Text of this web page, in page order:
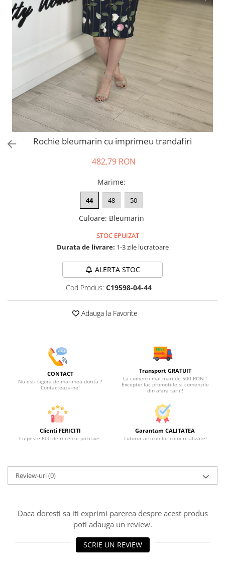
Tricouri si topuri
Rochii de eveniment
Rochie bleumarin cu imprimeu trandafiri
482,79 RON
Marime:
44 48 50
Culoare: Bleumarin
STOC EPUIZAT
Durata de livrare: 1-3 zile lucratoare
ALERTA STOC
Cod Produs: C19598-04-44
Adauga la Favorite
CONTACT
Nu esti sigura de marimea dorita ?
Contacteaza-ne!
Transport GRATUIT
La comenzi mai mari de 500 RON !
Exceptie fac promotiile si comenzile
din afara tarii!!
Clienti FERICITI
Cu peste 600 de recenzii pozitive.
Garantam CALITATEA
Tuturor articolelor comercializate!
Review-uri(0)
Daca doresti sa iti exprimi parerea despre acest produs
poti adauga un review.
SCRIE UN REVIEW